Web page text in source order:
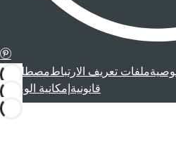
ملفات تعريف الارتباطمصطلحات
قانونية إمكانية الوصول